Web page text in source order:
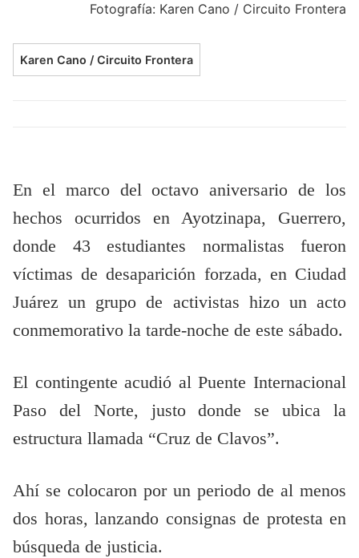
Fotografía: Karen Cano / Circuito Frontera
Karen Cano / Circuito Frontera
En el marco del octavo aniversario de los
hechos ocurridos en Ayotzinapa, Guerrero,
donde 43 estudiantes normalistas fueron
víctimas de desaparición forzada, en Ciudad
Juárez un grupo de activistas hizo un acto
conmemorativo la tarde-noche de este sábado.
El contingente acudió al Puente Internacional
Paso del Norte, justo donde se ubica la
estructura llamada “Cruz de Clavos”.
Ahí se colocaron por un periodo de al menos
dos horas, lanzando consignas de protesta en
búsqueda de justicia.